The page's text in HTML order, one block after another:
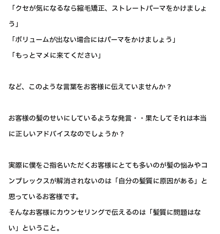
「クセが気になるなら縮毛矯正、ストレートパーマをかけましょ
う」
「ボリュームが出ない場合にはパーマをかけましょう」
「もっとマメに来てください」
など、このような言葉をお客様に伝えていませんか？
お客様の髪のせいにしているような発言・・果たしてそれは本当
に正しいアドバイスなのでしょうか？
実際に僕をご指名いただくお客様にとても多いのが髪の悩みやコ
ンプレックスが解消されないのは「自分の髪質に原因がある」と
思っているお客様です。
そんなお客様にカウンセリングで伝えるのは「髪質に問題はな
い」ということ。